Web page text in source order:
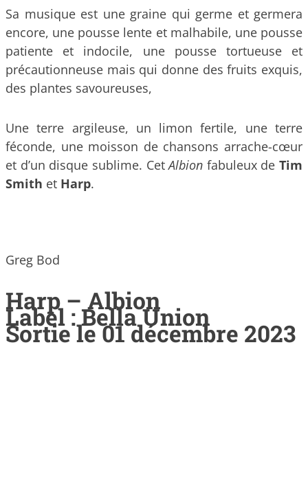
Sa musique est une graine qui germe et germera
encore, une pousse lente et malhabile, une pousse
patiente et indocile, une pousse tortueuse et
précautionneuse mais qui donne des fruits exquis,
des plantes savoureuses,
Une terre argileuse, un limon fertile, une terre
féconde, une moisson de chansons arrache-cœur
et d’un disque sublime. CetAlbion fabuleux de Tim
Smith et Harp.
Greg Bod
Harp – Albion
Label : Bella Union
Sortie le 01 décembre 2023